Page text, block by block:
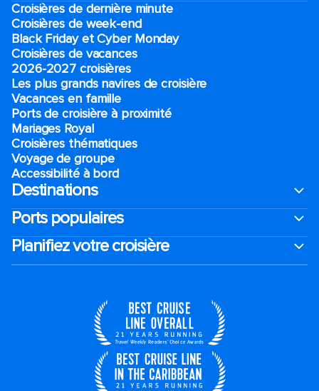
Croisières de dernière minute
Croisières de week-end
Black Friday et Cyber Monday
Croisières de vacances
2026-2027 croisières
Les plus grands navires de croisière
Vacances en famille
Ports de croisière à proximité
Mariages Royal
Croisières thématiques
Voyage de groupe​
Accessibilité à bord​
Destinations
Ports populaires
Planifiez votre croisière